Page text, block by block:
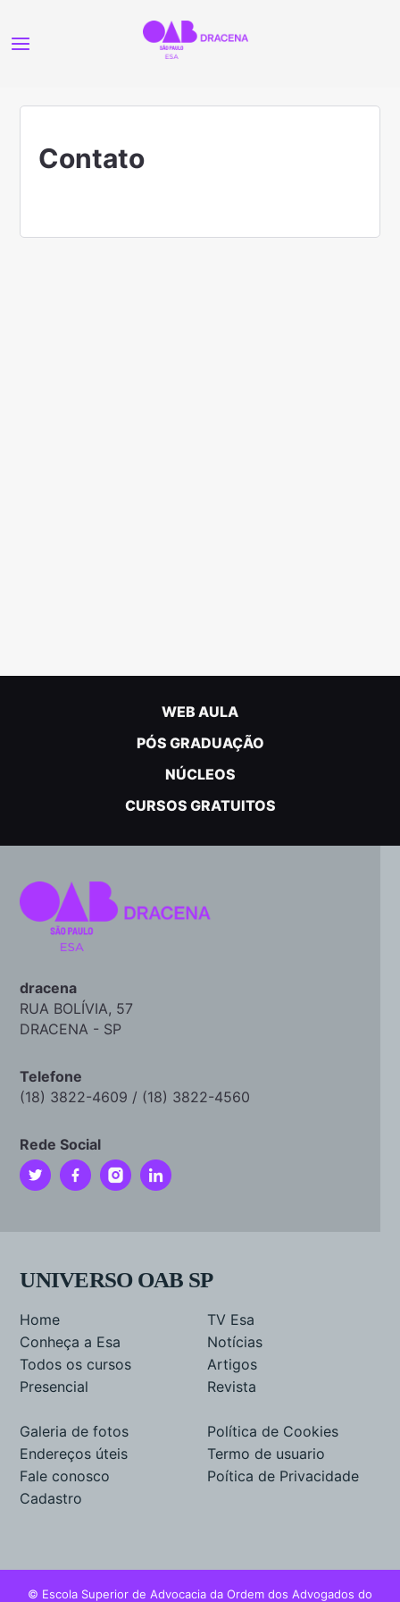
Contato
WEB AULA
PÓS GRADUAÇÃO
NÚCLEOS
CURSOS GRATUITOS
dracena
RUA BOLÍVIA, 57
DRACENA - SP
Telefone
(18) 3822-4609 / (18) 3822-4560
Rede Social
UNIVERSO OAB SP
Home
Conheça a Esa
Todos os cursos
Presencial
TV Esa
Notícias
Artigos
Revista
Galeria de fotos
Endereços úteis
Fale conosco
Cadastro
Política de Cookies
Termo de usuario
Poítica de Privacidade
© Escola Superior de Advocacia da Ordem dos Advogados do